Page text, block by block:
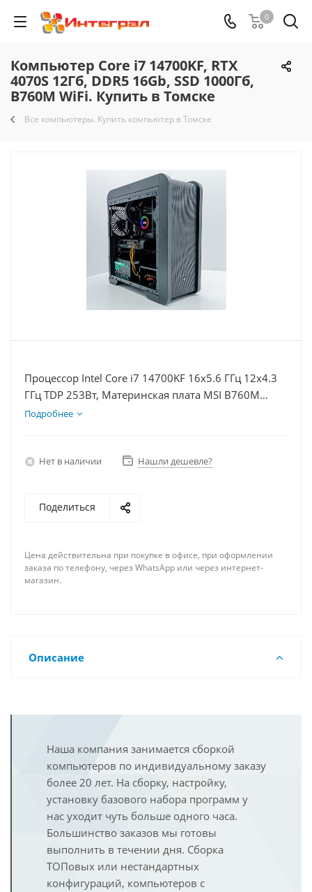
0
Компьютер Core i7 14700KF, RTX
4070S 12Гб, DDR5 16Gb, SSD 1000Гб,
B760M WiFi. Купить в Томске
Все компьютеры. Купить компьютер в Томске
Процессор Intel Core i7 14700KF 16x5.6 ГГц 12x4.3
ГГц TDP 253Вт, Материнская плата MSI B760M
BOMBER WIFI D5, Видеокарта RTX 4070S 12Гб,
Подробнее
Нет в наличии Нашли дешевле?
Поделиться
Цена действительна при покупке в офисе, при оформлении
заказа по телефону, через WhatsApp или через интернет-
магазин.
Описание
Наша компания занимается сборкой
компьютеров по индивидуальному заказу
более 20 лет. На сборку, настройку,
установку базового набора программ у
нас уходит чуть больше одного часа.
Большинство заказов мы готовы
выполнить в течении дня. Сборка
ТОПовых или нестандартных
конфигураций, компьютеров с